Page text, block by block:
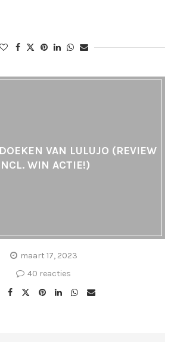
VAN LULUJO (REVIEW
WIN ACTIE!)
maart 17, 2023
40 reacties